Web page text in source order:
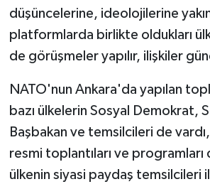
düşüncelerine, ideolojilerine
platformlarda birlikte oldukları
de görüşmeler yapılır, ilişkiler
NATO'nun Ankara'da yapılan
bazı ülkelerin Sosyal Demokrat,
Başbakan ve temsilcileri de
resmi toplantıları ve programları
ülkenin siyasi paydaş temsilcileri